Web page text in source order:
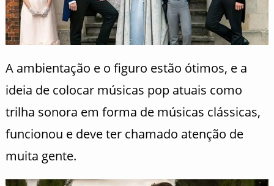
A ambientação e o figuro estão ótimos, e a
ideia de colocar músicas pop atuais como
trilha sonora em forma de músicas clássicas,
funcionou e deve ter chamado atenção de
muita gente.